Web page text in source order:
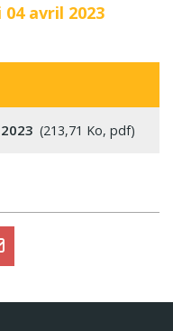
avril 2023
213,71 Ko, pdf